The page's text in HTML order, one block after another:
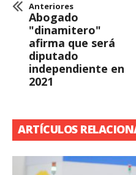
Anteriores
Abogado
"dinamitero"
afirma que será
diputado
independiente en
2021
ARTÍCULOS